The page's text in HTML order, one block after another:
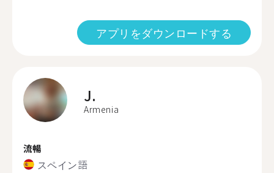
アプリをダウンロードする
J.
Armenia
流暢
スペイン語